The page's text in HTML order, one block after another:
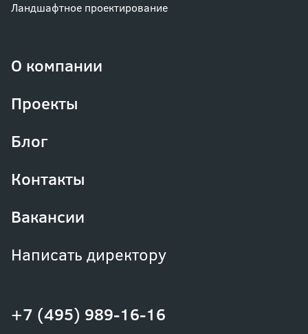
+7 (495) 989-16-16
Ландшафтное проектирование
О компании
Проекты
Блог
Контакты
Вакансии
Написать директору